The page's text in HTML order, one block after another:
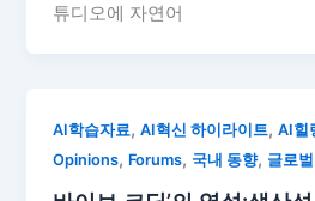
튜디오에 자연어
AI학습자료,AI혁신 하이라이트,AI힐
Opinions, Forums, 국내 동향, 글로